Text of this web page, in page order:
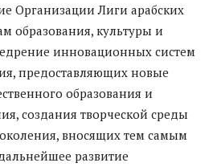
Организации Лиги арабских
образования, культуры и
инновационных систем
предоставляющих новые
образования и
создания творческой среды
вносящих тем самым
развитие